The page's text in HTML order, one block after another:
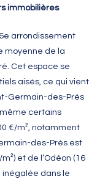
immobilières
arrondissement
moyenne de la
Cet espace se
aisés, ce qui vient
Germain-des-Prés
certains
€/m², notamment
des-Prés est
et de l’Odéon (16
inégalée dans le